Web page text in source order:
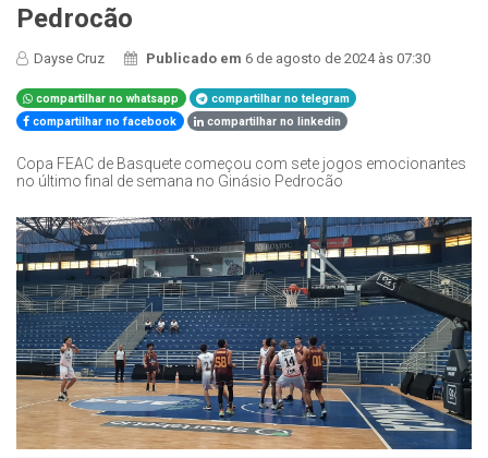
Pedrocão
Dayse Cruz Publicado em6 de agosto de 2024 às 07:30
compartilhar no whatsapp
compartilhar no telegram
compartilhar no facebook
compartilhar no linkedin
Copa FEAC de Basquete começou com sete jogos emocionantes
no último final de semana no Ginásio Pedrocão